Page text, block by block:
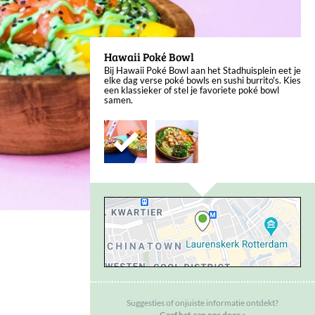
Hawaii Poké Bowl
Bij Hawaii Poké Bowl aan het Stadhuisplein eet je
elke dag verse poké bowls en sushi burrito's. Kies
een klassieker of stel je favoriete poké bowl
samen.
Suggesties of onjuiste informatie ontdekt?